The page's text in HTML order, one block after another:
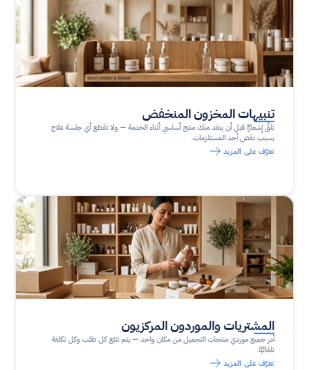
تنبيهات المخزون المنخفض
بسبب نقص أحد المستلزمات.
تعرّف على المزيد
المشتريات والموردون المركزيون
تلقائيًا.
تعرّف على المزيد